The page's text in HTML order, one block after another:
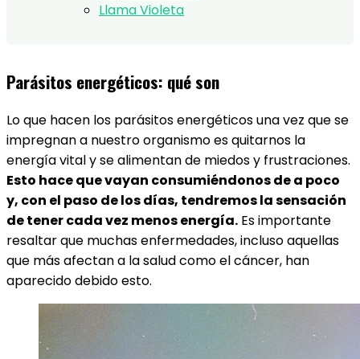
Llama Violeta
Parásitos energéticos: qué son
Lo que hacen los parásitos energéticos una vez que se
impregnan a nuestro organismo es quitarnos la
energía vital y se alimentan de miedos y frustraciones.
Esto hace que vayan consumiéndonos de a poco
y, con el paso de los días, tendremos la sensación
de tener cada vez menos energía. Es importante
resaltar que muchas enfermedades, incluso aquellas
que más afectan a la salud como el cáncer, han
aparecido debido esto.